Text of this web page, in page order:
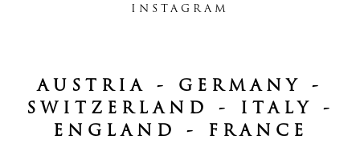
INSTAGRAM
AUSTRIA - GERMANY -
SWITZERLAND - ITALY -
ENGLAND - FRANCE